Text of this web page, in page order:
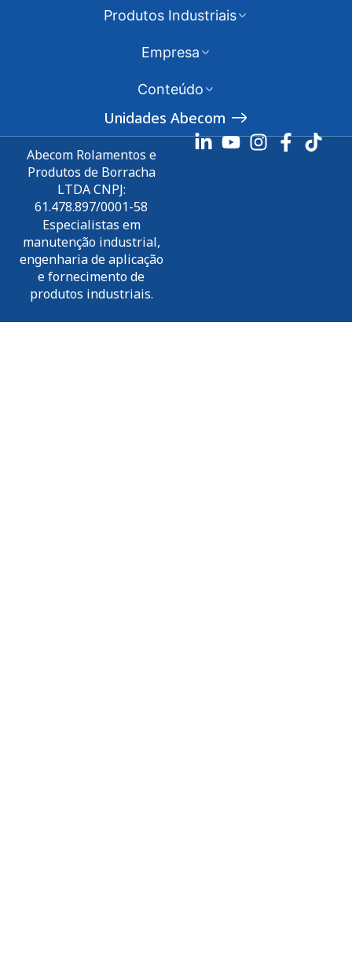
Produtos Industriais
Empresa
Conteúdo
Unidades Abecom
Abecom Rolamentos e
Produtos de Borracha
LTDA CNPJ:
61.478.897/0001-58
Especialistas em
manutenção industrial,
engenharia de aplicação
e fornecimento de
produtos industriais.